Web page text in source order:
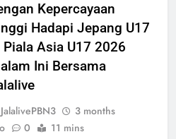
Kepercayaan
Hadapi Jepang U17
Piala Asia U17 2026
Ini Bersama
JalalivePBN3
3 months
0 11 mins